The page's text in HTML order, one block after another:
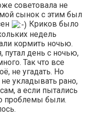
советовала не
сынок с этим был
Криков было
недель
кормить ночью.
путал день с ночью,
Так что все
не угадать. Но
укладывать рано,
а если пытались
проблемы были.